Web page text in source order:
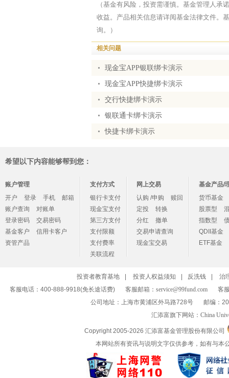
（基金有风险，投资需谨慎。基金管理人
收益。产品相关信息请详阅基金法律文件。
询。）
相关问题
现金宝APP银联绑卡演示
现金宝APP快捷绑卡演示
交行快捷绑卡演示
银联通卡绑卡演示
快捷卡绑卡演示
希望以下内容能够帮到您：
账户管理
开户
登录 手机
邮箱
账户查询
对账单
登录密码
交易密码
基金客户
信用卡客户
资管产品
支付方式
银行卡支付
现金宝支付
第三方支付
支付限额
支付费率
关联流程
网上交易
认购 /申购
赎回
定投
转换
分红
撤单
交易申请查询
现金宝交易
基金产品/
货币基金
股票型
指数型
QDII基金
ETF基金
投资者教育基地 投资人权益须知 反洗钱
治
客服电话：400-888-9918(免长途话费)
客服邮箱：service@99fund.com
客
公司地址：上海市黄浦区外马路728号
邮编：
汇添富旗下网站：China
Copyright 2005-2026 汇添富基金管理股份有限公司
本网站所有资讯与说明文字仅供参考，如有与本